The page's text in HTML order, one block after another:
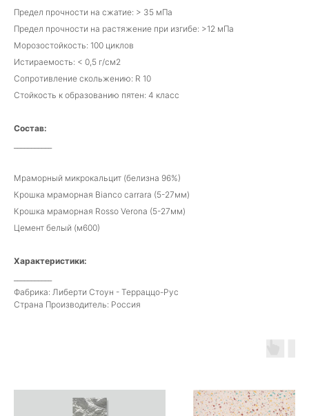
Предел прочности на сжатие: > 35 мПа
Предел прочности на растяжение при изгибе: >12 мПа
Морозостойкость: 100 циклов
Истираемость: < 0,5 г/см2
Сопротивление скольжению: R 10
Стойкость к образованию пятен: 4 класс
Состав:
Мраморный микрокальцит (белизна 96%)
Крошка мраморная Bianco carrara (5-27мм)
Крошка мраморная Rosso Verona (5-27мм)
Цемент белый (м600)
Характеристики:
Фабрика: Либерти Стоун - Терраццо-Рус
Страна Производитель: Россия